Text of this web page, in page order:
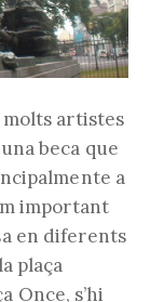
molts artistes
beca que
a
important
en diferents
plaça
Once, s’hi